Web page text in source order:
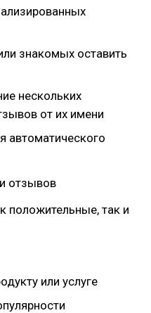
знакомых оставить
нескольких
от их имени
автоматического
отзывов
положительные, так и
или услуге